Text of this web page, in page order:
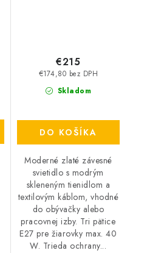
Skladom
€174,80 bez DPH
€215
DO KOŠÍKA
Moderné zlaté závesné
svietidlo s modrým
skleneným tienidlom a
textilovým káblom, vhodné
do obývačky alebo
pracovnej izby. Tri pätice
E27 pre žiarovky max. 40
W. Trieda ochrany...